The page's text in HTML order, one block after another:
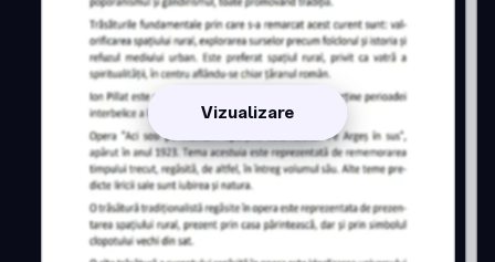
Vizualizare